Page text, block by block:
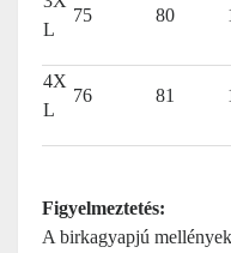
L
75 80
4X
L
76 81
Figyelmeztetés:
A birkagyapjú